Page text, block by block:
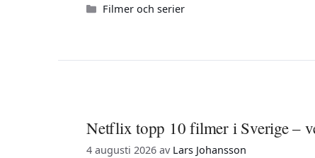
Kategorier
Filmer och serier
Netflix topp 10 filmer i Sverige –
4 augusti 2026 av Lars Johansson